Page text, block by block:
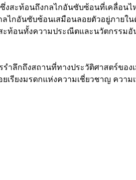
ซึ่งสะท้อนถึงกลไกอันซับซ้อนที่เคลื่อนไ
ไกอันซับซ้อนเสมือนลอยตัวอยู่ภายใน
สะท้อนทั้งความประณีตและนวัตกรรมอั
ำลึกถึงสถานที่ทางประวัติศาสตร์ของ
รียงมรดกแห่งความเชี่ยวชาญ ความเ